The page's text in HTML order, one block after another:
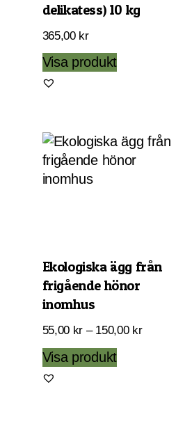
delikatess) 10 kg
365,00 kr
Visa produkt
Ekologiska ägg från
frigående hönor
inomhus
55,00 kr – 150,00 kr
Visa produktDen